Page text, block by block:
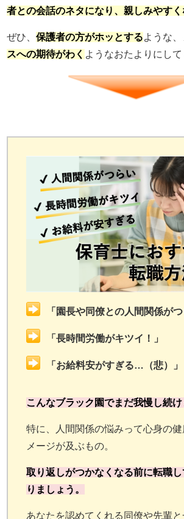
者との会話のネタになり、親しみやすく
ぜひ、保護者の方がホッとするような、
スへの期待がわく ようなおたよりにして
「園長や同僚との人間関係がつ
「長時間労働がキツイ！」
「お給料安がすぎる…（悲）」
こんなブラック園でまだ我慢し続け
特に、人間関係の悩みって心身の
メージが及ぶもの。
取り返しがつかなくなる前に転職
りましょう。
あなたを認めてくれる同僚や先輩